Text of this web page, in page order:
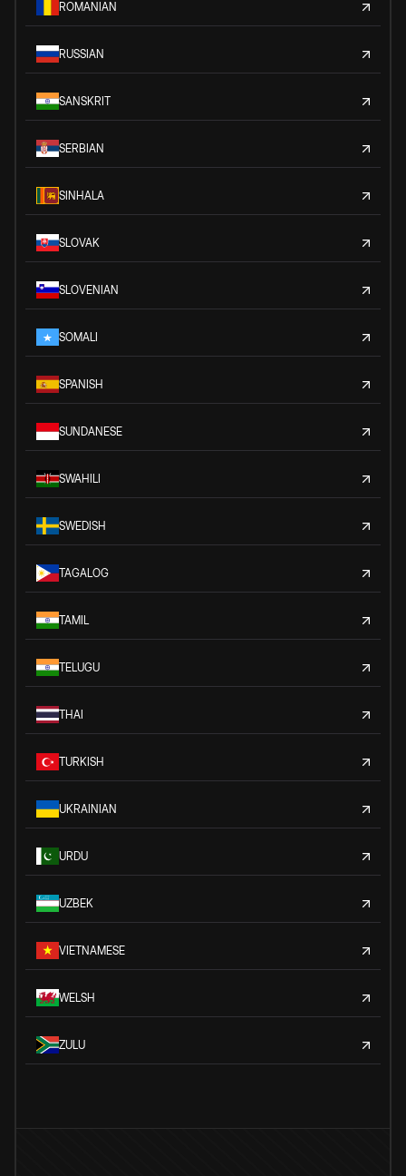
ROMANIAN
RUSSIAN
SANSKRIT
SERBIAN
SINHALA
SLOVAK
SLOVENIAN
SOMALI
SPANISH
SUNDANESE
SWAHILI
SWEDISH
TAGALOG
TAMIL
TELUGU
THAI
TURKISH
UKRAINIAN
URDU
UZBEK
VIETNAMESE
WELSH
ZULU